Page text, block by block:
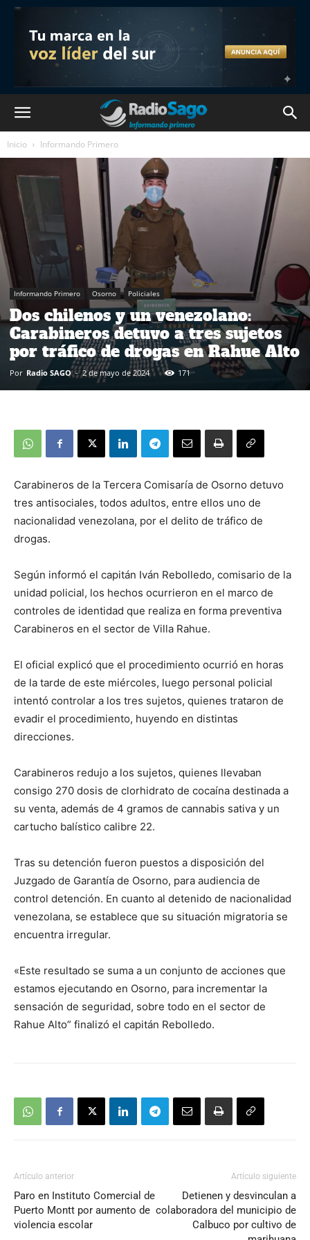
Inicio Informando Primero
Informando Primero Osorno Policiales
Dos chilenos y un venezolano:
Carabineros detuvo a tres sujetos
por tráfico de drogas en Rahue Alto
Por Radio SAGO - 2 de mayo de 2024 171
Carabineros de la Tercera Comisaría de Osorno detuvo
tres antisociales, todos adultos, entre ellos uno de
nacionalidad venezolana, por el delito de tráfico de
drogas.
Según informó el capitán Iván Rebolledo, comisario de la
unidad policial, los hechos ocurrieron en el marco de
controles de identidad que realiza en forma preventiva
Carabineros en el sector de Villa Rahue.
El oficial explicó que el procedimiento ocurrió en horas
de la tarde de este miércoles, luego personal policial
intentó controlar a los tres sujetos, quienes trataron de
evadir el procedimiento, huyendo en distintas
direcciones.
Carabineros redujo a los sujetos, quienes llevaban
consigo 270 dosis de clorhidrato de cocaína destinada a
su venta, además de 4 gramos de cannabis sativa y un
cartucho balístico calibre 22.
Tras su detención fueron puestos a disposición del
Juzgado de Garantía de Osorno, para audiencia de
control detención. En cuanto al detenido de nacionalidad
venezolana, se establece que su situación migratoria se
encuentra irregular.
«Este resultado se suma a un conjunto de acciones que
estamos ejecutando en Osorno, para incrementar la
sensación de seguridad, sobre todo en el sector de
Rahue Alto” finalizó el capitán Rebolledo.
Artículo anterior
Paro en Instituto Comercial de
Puerto Montt por aumento de
violencia escolar
Artículo siguiente
Detienen y desvinculan a
colaboradora del municipio de
Calbuco por cultivo de